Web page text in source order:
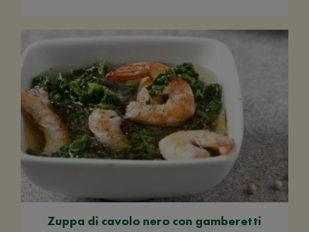
Zuppa di cavolo nero con gamberetti